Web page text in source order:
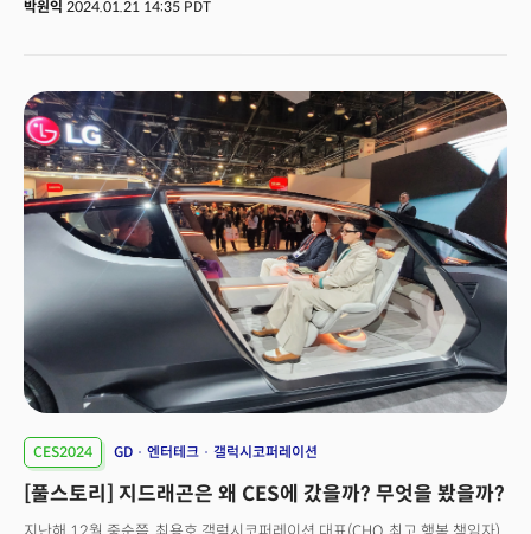
‘제미나이(Gemini)’를 발표한 구글에 대한 일종의 선전포고로 받아들여졌다.
선두 기업의 질주를 그냥 앉아서 보고만 있지 않겠다는 뉘앙스다. 저커버그
CEO는 “‘레이밴 메타 스마트 글래스’ 같은 새로운 AI 중심 컴퓨팅 기기를
개발하는 과정도 매우 흥미진진하다”며 “우리는 (AI 시대를) 이제 막 시작했다.
곧 더 많은 것들이 출시될 예정”이라고 했다. 저커버그 CEO의 발언은 가장
강력한 AI 모델, 이른바 AGI를 향한 빅테크들의 경쟁이 본격적으로
시작됐다는 신호다. 2022년 11월 30일 챗GPT의 출시로 촉발된 생성형 AI
혁명이 앞으로 계속 이어질 ‘메가 트렌드’라는 상징이기도 하다.
박원익 2024.01.21 14:35 PDT
CES2024 GD 엔터테크 갤럭시코퍼레이션
[풀스토리] 지드래곤은 왜 CES에 갔을까? 무엇을 봤을까?